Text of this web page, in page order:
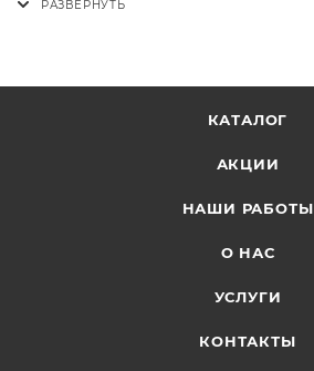
КАТАЛОГ
АКЦИИ
НАШИ РАБОТЫ
О НАС
УСЛУГИ
КОНТАКТЫ